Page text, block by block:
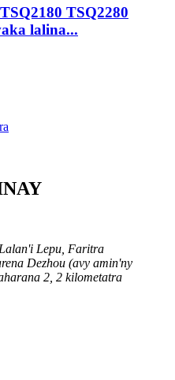
TSQ2280
lalina...
Lepu, Faritra
Dezhou (avy amin'ny
2, 2 kilometatra